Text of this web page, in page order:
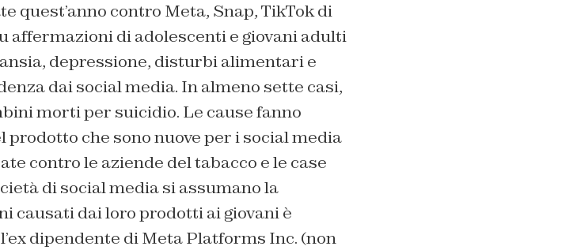
quest’anno contro Meta, Snap, TikTok di
affermazioni di adolescenti e giovani adulti
depressione, disturbi alimentari e
dai social media. In almeno sette casi,
morti per suicidio. Le cause fanno
che sono nuove per i social media
contro le aziende del tabacco e le case
di social media si assumano la
causati dai loro prodotti ai giovani è
dipendente di Meta Platforms Inc. (non